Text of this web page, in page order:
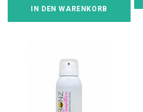
IN DEN WARENKORB